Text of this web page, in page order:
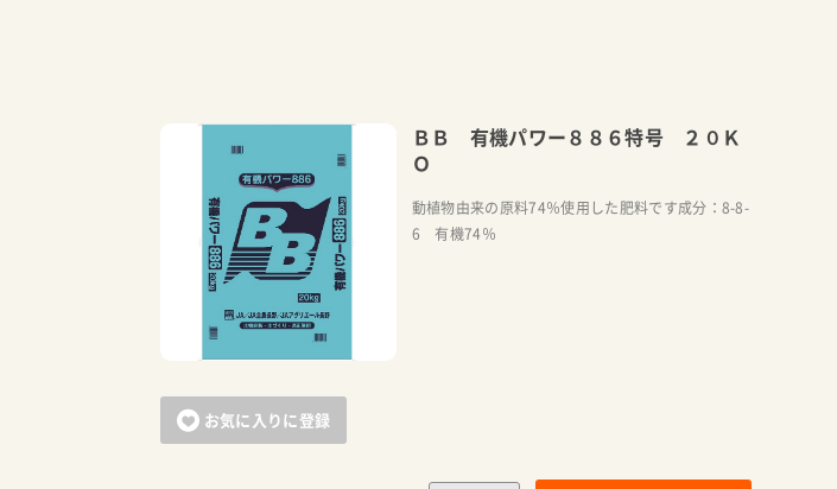
お気に入りに登録
ＢＢ 有機パワー８８６特号 ２０Ｋ
Ｏ
動植物由来の原料74％使用した肥料です成分：8-8-
6 有機74％